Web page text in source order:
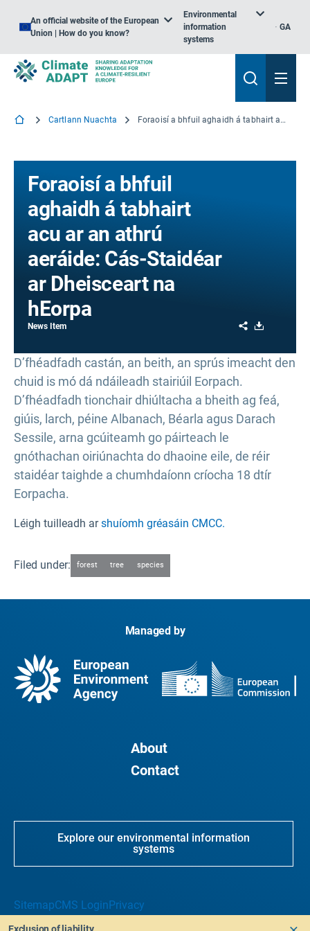
An official website of the European
Union | How do you know?
Environmental
information
systems
GA
Cartlann Nuachta Foraoisí a bhfuil aghaidh á tabhairt acu ar an athrú aeráide: Cás-Staidéar ar Dheisceart na hEorpa
Foraoisí a bhfuil
aghaidh á tabhairt
acu ar an athrú
aeráide: Cás-Staidéar
ar Dheisceart na
hEorpa
News Item Share
D’fhéadfadh castán, an beith, an sprús imeacht den
chuid is mó dá ndáileadh stairiúil Eorpach.
D’fhéadfadh tionchair dhiúltacha a bheith ag feá,
giúis, larch, péine Albanach, Béarla agus Darach
Sessile, arna gcúiteamh go páirteach le
gnóthachan oiriúnachta do dhaoine eile, de réir
staidéar taighde a chumhdaíonn críocha 18 dtír
Eorpacha.
Léigh tuilleadh arshuíomh gréasáin CMCC.
Filed under: forest tree species
Managed by
About
Contact
Explore our environmental information
systems
SitemapCMS Login Privacy
Exclusion of liability